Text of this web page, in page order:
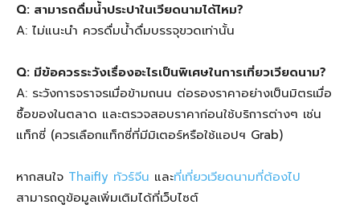
Q: สามารถดื่มน้ำประปาในเวียดนามได้ไหม?
A: ไม่แนะนำ ควรดื่มน้ำดื่มบรรจุขวดเท่านั้น
Q: มีข้อควรระวังเรื่องอะไรเป็นพิเศษในการเที่ยวเวียดนาม?
A: ระวังการจราจรเมื่อข้ามถนน ต่อรองราคาอย่างเป็นมิตรเมื่อ
ซื้อของในตลาด และตรวจสอบราคาก่อนใช้บริการต่างๆ เช่น
แท็กซี่ (ควรเลือกแท็กซี่ที่มีมิเตอร์หรือใช้แอปฯ Grab)
หากสนใจ Thaifly ทัวร์จีน และที่เที่ยวเวียดนามที่ต้องไป
สามารถดูข้อมูลเพิ่มเติมได้ที่เว็บไซต์